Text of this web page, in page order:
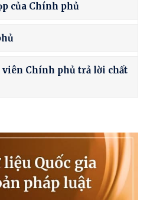
của Chính phủ
Chính phủ trả lời chất